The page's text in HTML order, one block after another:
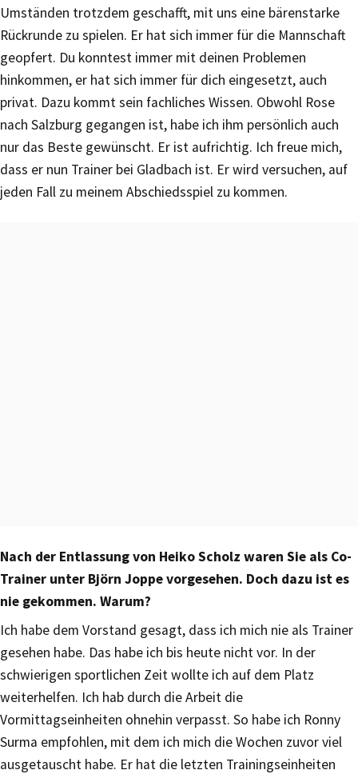
Umständen trotzdem geschafft, mit uns eine bärenstarke
Rückrunde zu spielen. Er hat sich immer für die Mannschaft
geopfert. Du konntest immer mit deinen Problemen
hinkommen, er hat sich immer für dich eingesetzt, auch
privat. Dazu kommt sein fachliches Wissen. Obwohl Rose
nach Salzburg gegangen ist, habe ich ihm persönlich auch
nur das Beste gewünscht. Er ist aufrichtig. Ich freue mich,
dass er nun Trainer bei Gladbach ist. Er wird versuchen, auf
jeden Fall zu meinem Abschiedsspiel zu kommen.
Nach der Entlassung von Heiko Scholz waren Sie als Co-
Trainer unter Björn Joppe vorgesehen. Doch dazu ist es
nie gekommen. Warum?
Ich habe dem Vorstand gesagt, dass ich mich nie als Trainer
gesehen habe. Das habe ich bis heute nicht vor. In der
schwierigen sportlichen Zeit wollte ich auf dem Platz
weiterhelfen. Ich hab durch die Arbeit die
Vormittagseinheiten ohnehin verpasst. So habe ich Ronny
Surma empfohlen, mit dem ich mich die Wochen zuvor viel
ausgetauscht habe. Er hat die letzten Trainingseinheiten